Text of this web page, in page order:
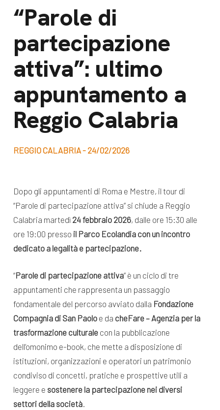
“Parole di
partecipazione
attiva”: ultimo
appuntamento a
Reggio Calabria
REGGIO CALABRIA - 24/02/2026
Dopo gli appuntamenti di Roma e Mestre, il tour di
“Parole di partecipazione attiva” si chiude a Reggio
Calabria martedì 24 febbraio 2026, dalle ore 15:30 alle
ore 19:00 presso il Parco Ecolandia con un incontro
dedicato a legalità e partecipazione.
“Parole di partecipazione attiva” è un ciclo di tre
appuntamenti che rappresenta un passaggio
fondamentale del percorso avviato dalla Fondazione
Compagnia di San Paoloe da cheFare – Agenzia per la
trasformazione culturale con la pubblicazione
dell’omonimo e-book, che mette a disposizione di
istituzioni, organizzazioni e operatori un patrimonio
condiviso di concetti, pratiche e prospettive utili a
leggere e sostenere la partecipazione nei diversi
settori della società.
Lavora con noi
Bilancio di
missione
News e
appuntamenti
News
Appuntamenti
Libri e
pubblicazioni
Docufilm
e blog progetti